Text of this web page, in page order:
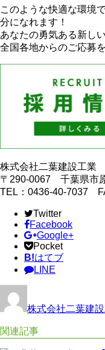
このような快適な環境
分になれます！
あなたの勇気ある新し
全国各地からのご応募
株式会社二葉建設工業
〒290-0067 千葉県市
TEL：0436-40-7037
Twitter
Facebook
Google+
Pocket
B!はてブ
LINE
株式会社二葉建
関連記事